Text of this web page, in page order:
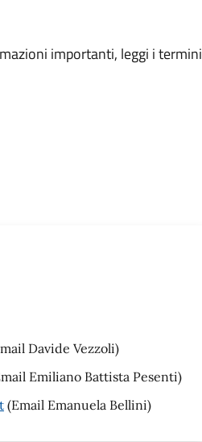
importanti, leggi i termini
Davide Vezzoli)
Emiliano Battista Pesenti)
(Email Emanuela Bellini)